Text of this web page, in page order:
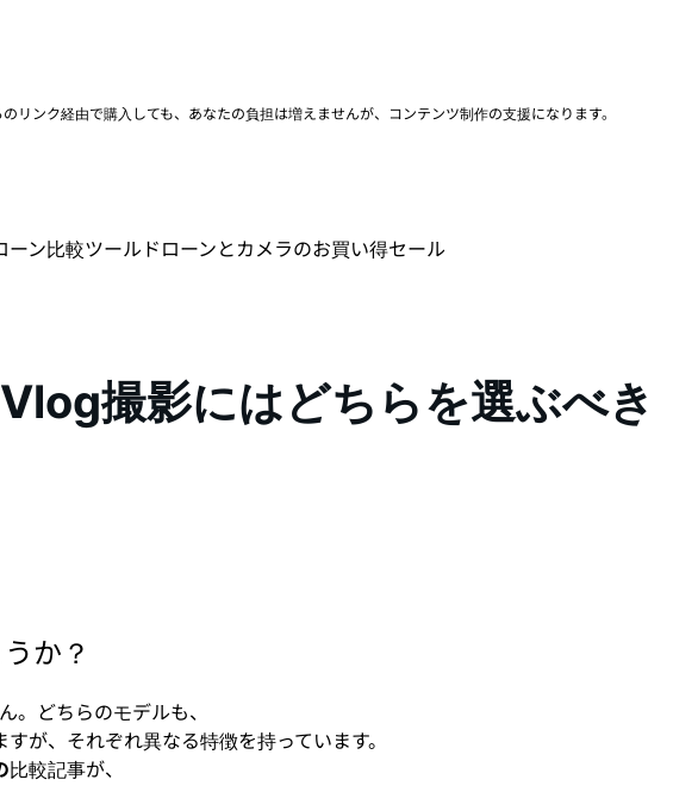
ンク経由で購入しても、あなたの負担は増えませんが、コンテンツ制作の支援になります。
ーン比較ツール ドローンとカメラのお買い得セール
撮影にはどちらを選ぶべき
か？
どちらのモデルも、
が、それぞれ異なる特徴を持っています。
比較記事が、